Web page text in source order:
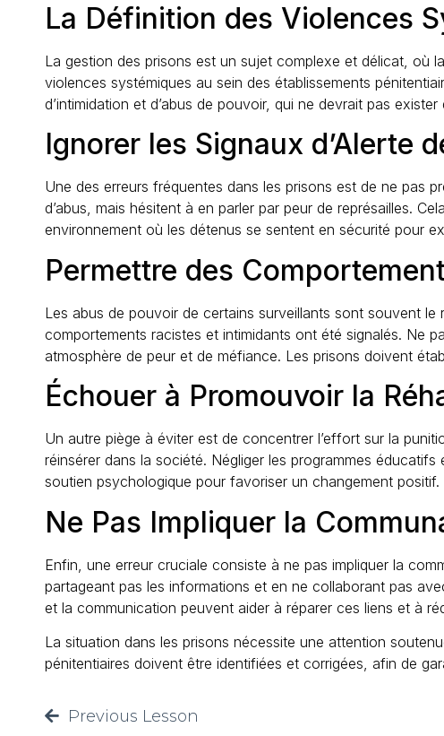
La Définition des Violences
La gestion des prisons est un sujet complexe et délicat, où
violences systémiques au sein des établissements
d’intimidation et d’abus de pouvoir, qui ne devrait pas
Ignorer les Signaux d’Alerte
Une des erreurs fréquentes dans les prisons est de ne pas
d’abus, mais hésitent à en parler par peur de représailles.
environnement où les détenus se sentent en sécurité pour
Permettre des
Les abus de pouvoir de certains surveillants sont souvent le
comportements racistes et intimidants ont été signalés. Ne
atmosphère de peur et de méfiance. Les prisons doivent
Échouer à Promouvoir la
Un autre piège à éviter est de concentrer l’effort sur la
réinsérer dans la société. Négliger les programmes
soutien psychologique pour favoriser un changement positif.
Ne Pas Impliquer la
Enfin, une erreur cruciale consiste à ne pas impliquer la
partageant pas les informations et en ne collaborant pas
et la communication peuvent aider à réparer ces liens et à
La situation dans les prisons nécessite une attention
pénitentiaires doivent être identifiées et corrigées, afin de
Previous Lesson